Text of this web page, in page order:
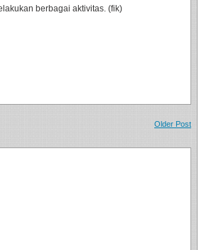
berbagai aktivitas. (fik)
Older Post